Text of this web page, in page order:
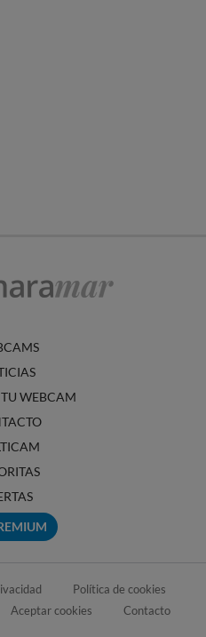
WEBCAM
Política de cookies
Aceptar cookies Contacto